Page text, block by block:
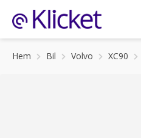
Hem Bil Volvo XC90